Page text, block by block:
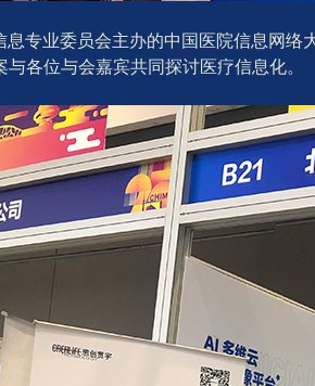
专业委员会主办的中国医院信息网
各位与会嘉宾共同探讨医疗信息化。